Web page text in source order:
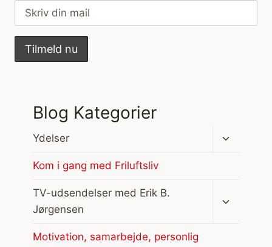
Blog Kategorier
Ydelser
Skift
Kom i gang med Friluftsliv
TV-udsendelser med Erik B.
Jørgensen
Motivation, samarbejde, personlig